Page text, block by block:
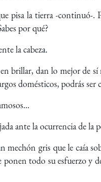
pisa la tierra -continuó-.
por qué?
la cabeza.
brillar, dan lo mejor de
domésticos, podrás
ante la ocurrencia de la
mechón gris que le caía
todo su esfuerzo y